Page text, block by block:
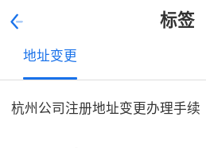
标签
地址变更
杭州公司注册地址变更办理手续